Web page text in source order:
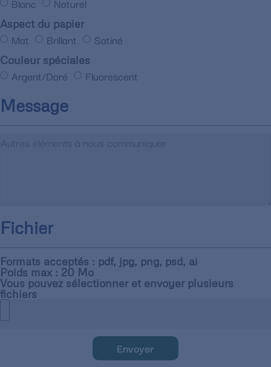
Blanc Naturel
Aspect du papier
Mat Brillant Satiné
Couleur spéciales
Argent/Doré Fluorescent
Message
Fichier
Formats acceptés : pdf, jpg, png, psd, ai
Poids max : 20 Mo
Vous pouvez sélectionner et envoyer plusieurs
fichiers
Envoyer